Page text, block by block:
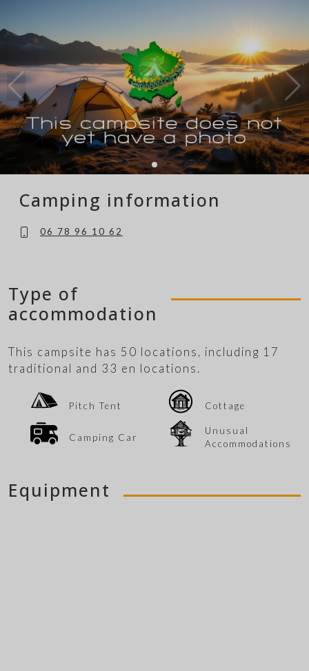
Camping information
06 78 96 10 62
Type of
accommodation
This campsite has 50 locations, including 17
traditional and 33 en locations.
Pitch Tent Cottage
Camping Car
Unusual
Accommodations
Equipment